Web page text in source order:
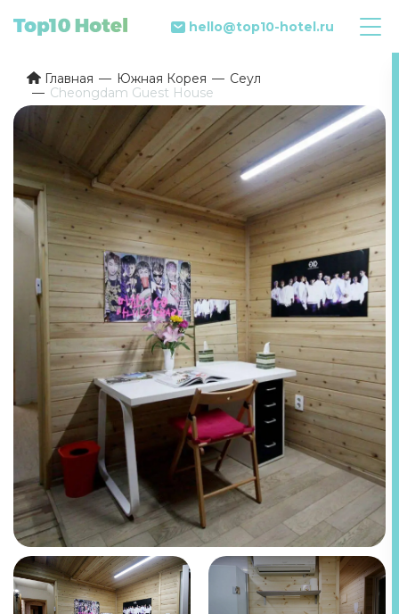
hello@top10-hotel.ru
Главная Южная Корея
Сеул
Cheongdam Guest House